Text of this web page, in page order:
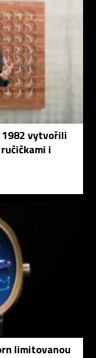
1982 vytvořili
i
limitovanou